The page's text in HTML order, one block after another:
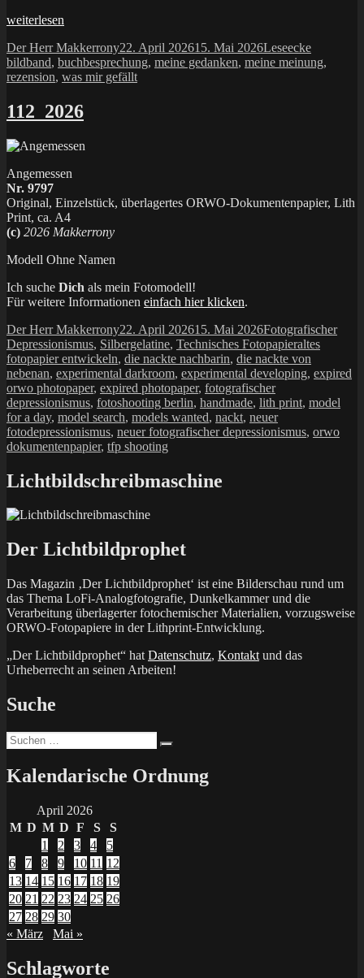
„Photographien
Annelise
Kretschmer“
weiterlesen
Autor
Der Herr MakkerronyVeröffentlicht
am
22. April 202615. Mai 2026Kategorien
Leseecke
bildband, buchbesprechung, meine gedanken, meine meinung,
rezension, was mir gefällt
112_2026
Angemessen
Nr. 9797
Original, Einzelstück, überlagertes ORWO-Dokumentenpapier, Lith
Print, ca. A4
(c) 2026 Makkerrony
Modell Ohne Namen
Ich suche Dich als mein Fotomodell!
Für weitere Informationen einfach hier klicken.
Autor
Der Herr MakkerronyVeröffentlicht
am
22. April 202615. Mai 2026Kategorien
Fotografischer
Depressionismus, Silbergelatine, Technisches FotopapierSchlagwörter
altes
fotopapier entwickeln, die nackte nachbarin, die nackte von
nebenan, experimental darkroom, experimental developing, expired
orwo photopaper, expired photopaper, fotografischer
depressionismus, fotoshooting berlin, handmade, lith print, model
for a day, model search, models wanted, nackt, neuer
fotodepressionismus, neuer fotografischer depressionismus, orwo
dokumentenpapier, tfp shooting
Lichtbildschreibmaschine
Der Lichtbildprophet
Das Magazin ‚Der Lichtbildprophet‘ ist eine Bilderschau rund um
das Thema LoFi-Analogfotografie, Dunkelkammer und die
Verarbeitung überlagerter fotochemischer Materialien, vorzugsweise
ORWO-Fotopapiere in der Lithprint-Entwicklung.
„Der Lichtbildprophet“ hat Datenschutz, Kontakt und das
Urheberrecht an seinen Arbeiten!
Suche
Suchen
nach:
Kalendarische Ordnung
April 2026
M D M D F S
S
1
2 3 4
5
6
7 8 9 10 11 12
13 14 15 16 17 18 19
20 21 22 23 24 25 26
27 28 29 30
« März
Mai »
Schlagworte